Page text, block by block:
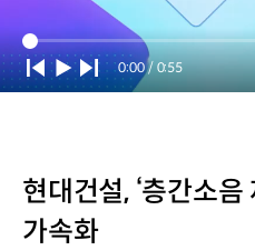
Current
Time
0:00 / Duration
0:55
현대건설, ‘층간소음
가속화